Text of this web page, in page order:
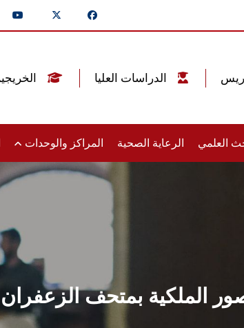
العلمي الرعاية الصحية المراكز والوحدات
الملكية بمتحف